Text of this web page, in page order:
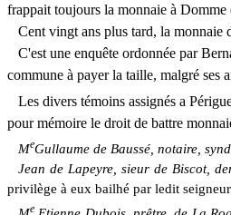
frappait toujours la monnaie à
Cent vingt ans plus tard, la monnaie
C'est une enquête ordonnée par
commune à payer la taille, malgré ses
Les divers témoins assignés a
pour mémoire le droit de battre
MeGullaume de Baussé, notaire,
Jean de Lapeyre, sieur de Biscot,
privilège à eux bailhé par ledit
e